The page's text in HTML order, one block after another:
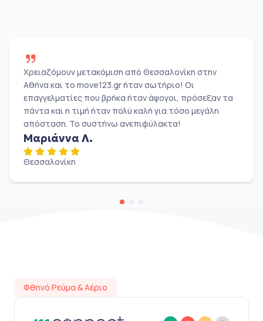
Χρειαζόμουν μετακόμιση από Θεσσαλονίκη στην
Αθήνα και το move123.gr ήταν σωτήριο! Οι
επαγγελματίες που βρήκα ήταν άψογοι, πρόσεξαν τα
πάντα και η τιμή ήταν πολύ καλή για τόσο μεγάλη
απόσταση. Το συστήνω ανεπιφύλακτα!
Μαριάννα Λ.
Θεσσαλονίκη
Φθηνό Ρεύμα & Αέριο